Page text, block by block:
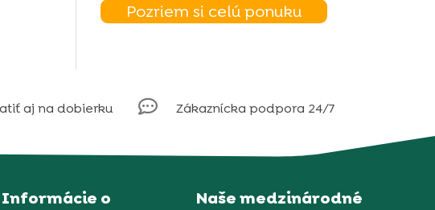
Pozriem si celú ponuku
aj na dobierku  Zákaznícka podpora 24/7
Informácie o
Naše medzinárodné